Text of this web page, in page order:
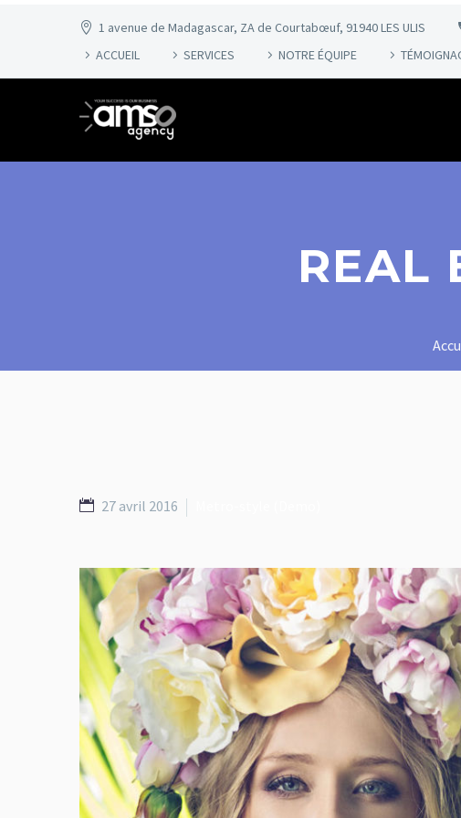
1 avenue de Madagascar, ZA de Courtabœuf, 91940 LES ULIS
ACCUEIL
SERVICES NOTRE ÉQUIPE
REAL
27 avril 2016